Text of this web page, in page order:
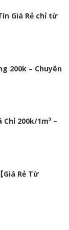
Giá Rẻ chỉ từ
200k – Chuyên
Chỉ 200k/1m³ –
Giá Rẻ Từ